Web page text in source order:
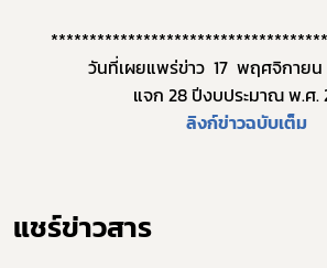
วันที่เผยแพร่ข่าว  17  พฤศจิกายน
แจก 28 ปีงบประมาณ พ.ศ.
ลิงก์ข่าวฉบับเต็ม
แชร์ข่าวสาร​